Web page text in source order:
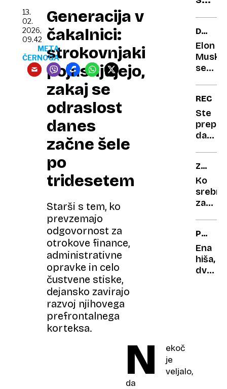
Generacija v
čakalnici:
strokovnjaki
pojasnjujejo,
zakaj se
odraslost
danes
začne šele
po
tridesetem
Starši s tem, ko
prevzemajo
odgovornost za
otrokove finance,
administrativne
opravke in celo
čustvene stiske,
dejansko zavirajo
razvoj njihovega
prefrontalnega
korteksa.
13.
02.
2026,
09.42
META
ČERNOGA
N
ekoč
je
veljalo,
da
se
je
za
edina
v
Elon
Musk
se
očeh
v
Ste
da
z
računi?
pravijo,
ZOI
IN
Ko
srebro
zaboli,
bolj
Nika
in
PRAVNI
Ena
hiša,
dve